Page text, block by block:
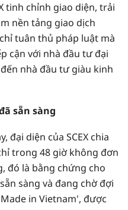
tinh chỉnh giao diện, trải
nền tảng giao dịch
tuân thủ pháp luật mà
cận với nhà đầu tư đại
nhà đầu tư giàu kinh
sẵn sàng
đại diện của SCEX chia
trong 48 giờ không đơn
đó là bằng chứng cho
sàng và đang chờ đợi
in Vietnam', được